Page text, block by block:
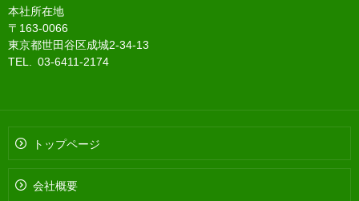
本社所在地
〒163-0066
東京都世田谷区成城2-34-13
TEL. 03-6411-2174
トップページ
会社概要